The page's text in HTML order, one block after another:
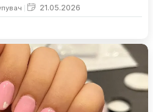
21.05.2026